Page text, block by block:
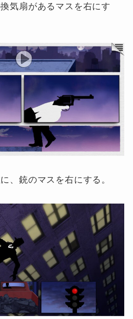
気扇があるマスを右にす
、銃のマスを右にする。